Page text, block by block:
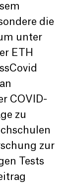
die
unter
ETH
COVID-
zu
zur
Tests